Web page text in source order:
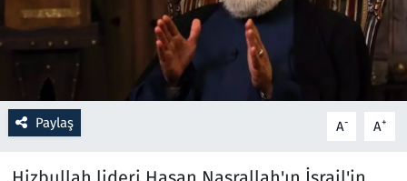
Paylaş A- A+
Sağlık
Savunma Sanayi
Seçim 2023